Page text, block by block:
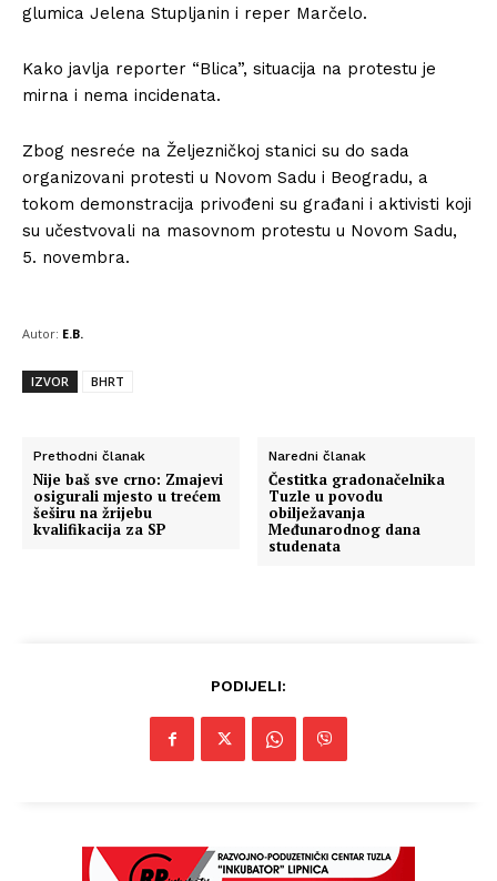
glumica Jelena Stupljanin i reper Marčelo.
Kako javlja reporter “Blica”, situacija na protestu je
mirna i nema incidenata.
Zbog nesreće na Željezničkoj stanici su do sada
organizovani protesti u Novom Sadu i Beogradu, a
tokom demonstracija privođeni su građani i aktivisti koji
su učestvovali na masovnom protestu u Novom Sadu,
5. novembra.
Autor: E.B.
IZVOR BHRT
Prethodni članak
Nije baš sve crno: Zmajevi
osigurali mjesto u trećem
šeširu na žrijebu
kvalifikacija za SP
Naredni članak
Čestitka gradonačelnika
Tuzle u povodu
obilježavanja
Međunarodnog dana
studenata
PODIJELI: